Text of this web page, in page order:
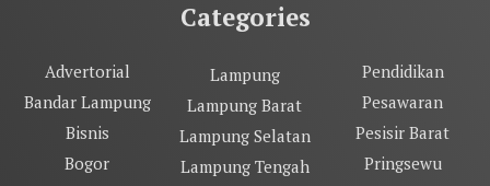
Categories
Advertorial
Bandar Lampung
Bisnis
Bogor
Lampung
Lampung Barat
Lampung Selatan
Lampung Tengah
Pendidikan
Pesawaran
Pesisir Barat
Pringsewu